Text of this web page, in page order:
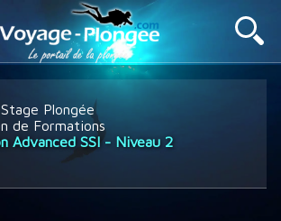
Stage Plongée
de Formations
Advanced SSI - Niveau 2